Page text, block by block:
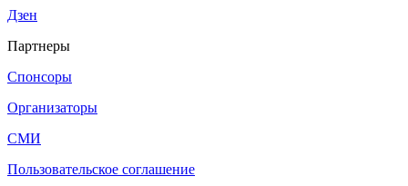
Дзен
Партнеры
Спонсоры
Организаторы
СМИ
Пользовательское соглашение